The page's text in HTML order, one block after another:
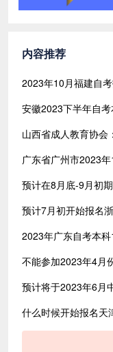
内容推荐
2023年10月福建自
预计7月初开始报名
不能参加2023年4月
预计将于2023年6月